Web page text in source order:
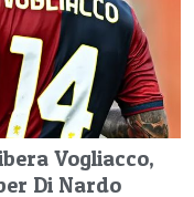
Vogliacco,
Di Nardo